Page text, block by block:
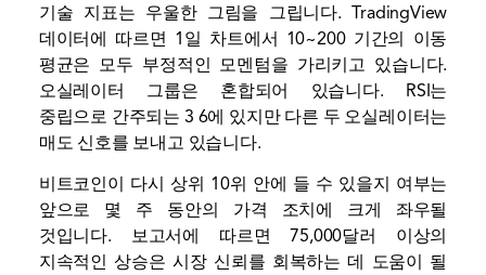
기술 지표는 우울한 그림을 그립니다. TradingView
데이터에 따르면 1일 차트에서 10~200 기간의 이동
평균은 모두 부정적인 모멘텀을 가리키고 있습니다.
오실레이터 그룹은 혼합되어 있습니다. RSI는
중립으로 간주되는 3 6에 있지만 다른 두 오실레이터는
매도 신호를 보내고 있습니다.
비트코인이 다시 상위 10위 안에 들 수 있을지 여부는
앞으로 몇 주 동안의 가격 조치에 크게 좌우될
것입니다. 보고서에 따르면 75,000달러 이상의
지속적인 상승은 시장 신뢰를 회복하는 데 도움이 될